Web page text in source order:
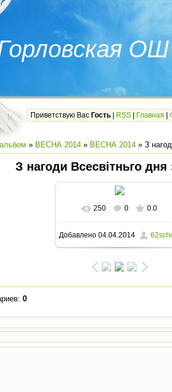
Приветствую Вас Гость RSS Главная
» ВЕСНА 2014 » ВЕСНА 2014 » З
З нагоди Всесвітньго дня
В реальном размере
1600x1200/ 378.3Kb
250 0 0.0
Добавлено04.04.2014
: 0